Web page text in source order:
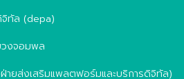
จิทัล (depa)
งจอมพล
ยส่งเสริมแพลตฟอร์มและบริการดิจิทัล)